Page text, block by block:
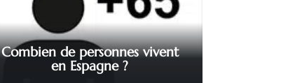
Combien de personnes vivent
en Espagne ?